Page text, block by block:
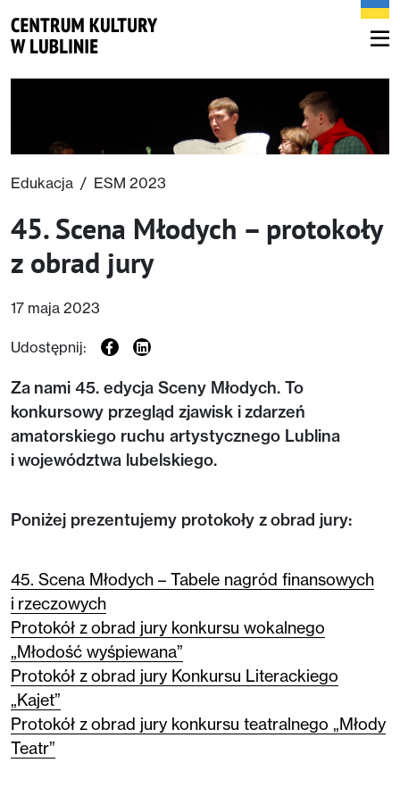
Edukacja / ESM 2023
45. Scena Młodych – protokoły
z obrad jury
17 maja 2023
Udostępnij:
Za nami 45. edycja Sceny Młodych. To
konkursowy przegląd zjawisk i zdarzeń
amatorskiego ruchu artystycznego Lublina
i województwa lubelskiego.
Poniżej prezentujemy protokoły z obrad jury:
45. Scena Młodych – Tabele nagród finansowych
i rzeczowych
Protokół z obrad jury konkursu wokalnego
„Młodość wyśpiewana”
Protokół z obrad jury Konkursu Literackiego
„Kajet”
Protokół z obrad jury konkursu teatralnego „Młody
Teatr”